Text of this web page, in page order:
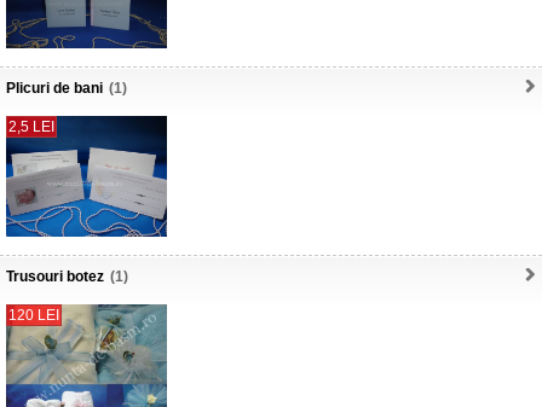
Plicuri de bani (1)
2,5 LEI
Trusouri botez (1)
120 LEI